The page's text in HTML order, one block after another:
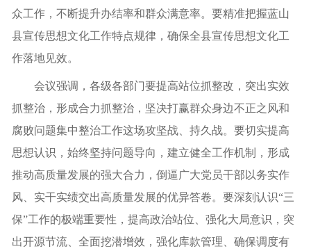
众工作，不断提升办结率和群众满意率。要精准把握蓝山
县宣传思想文化工作特点规律，确保全县宣传思想文化工
作落地见效。
会议强调，各级各部门要提高站位抓整改，突出实效
抓整治，形成合力抓整治，坚决打赢群众身边不正之风和
腐败问题集中整治工作这场攻坚战、持久战。要切实提高
思想认识，始终坚持问题导向，建立健全工作机制，形成
推动高质量发展的强大合力，倒逼广大党员干部以务实作
风、实干实绩交出高质量发展的优异答卷。要深刻认识“三
保”工作的极端重要性，提高政治站位、强化大局意识，突
出开源节流、全面挖潜增效，强化库款管理、确保调度有